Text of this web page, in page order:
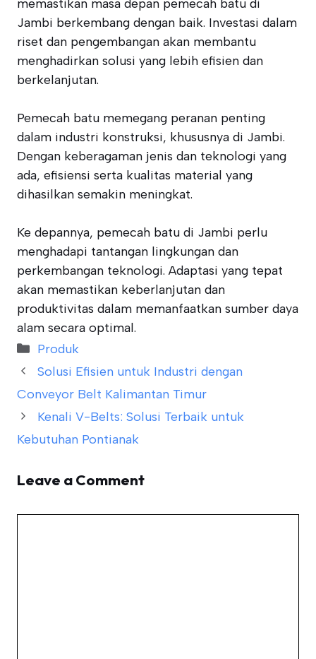
memastikan masa depan pemecah batu di
Jambi berkembang dengan baik. Investasi dalam
riset dan pengembangan akan membantu
menghadirkan solusi yang lebih efisien dan
berkelanjutan.
Pemecah batu memegang peranan penting
dalam industri konstruksi, khususnya di Jambi.
Dengan keberagaman jenis dan teknologi yang
ada, efisiensi serta kualitas material yang
dihasilkan semakin meningkat.
Ke depannya, pemecah batu di Jambi perlu
menghadapi tantangan lingkungan dan
perkembangan teknologi. Adaptasi yang tepat
akan memastikan keberlanjutan dan
produktivitas dalam memanfaatkan sumber daya
alam secara optimal.
Categories
Produk
Solusi Efisien untuk Industri dengan
Conveyor Belt Kalimantan Timur
Kenali V-Belts: Solusi Terbaik untuk
Kebutuhan Pontianak
Leave a Comment